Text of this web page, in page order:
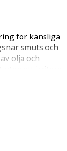
för känsliga
smuts och
olja och
att irritera
blepharit,
alkohol.